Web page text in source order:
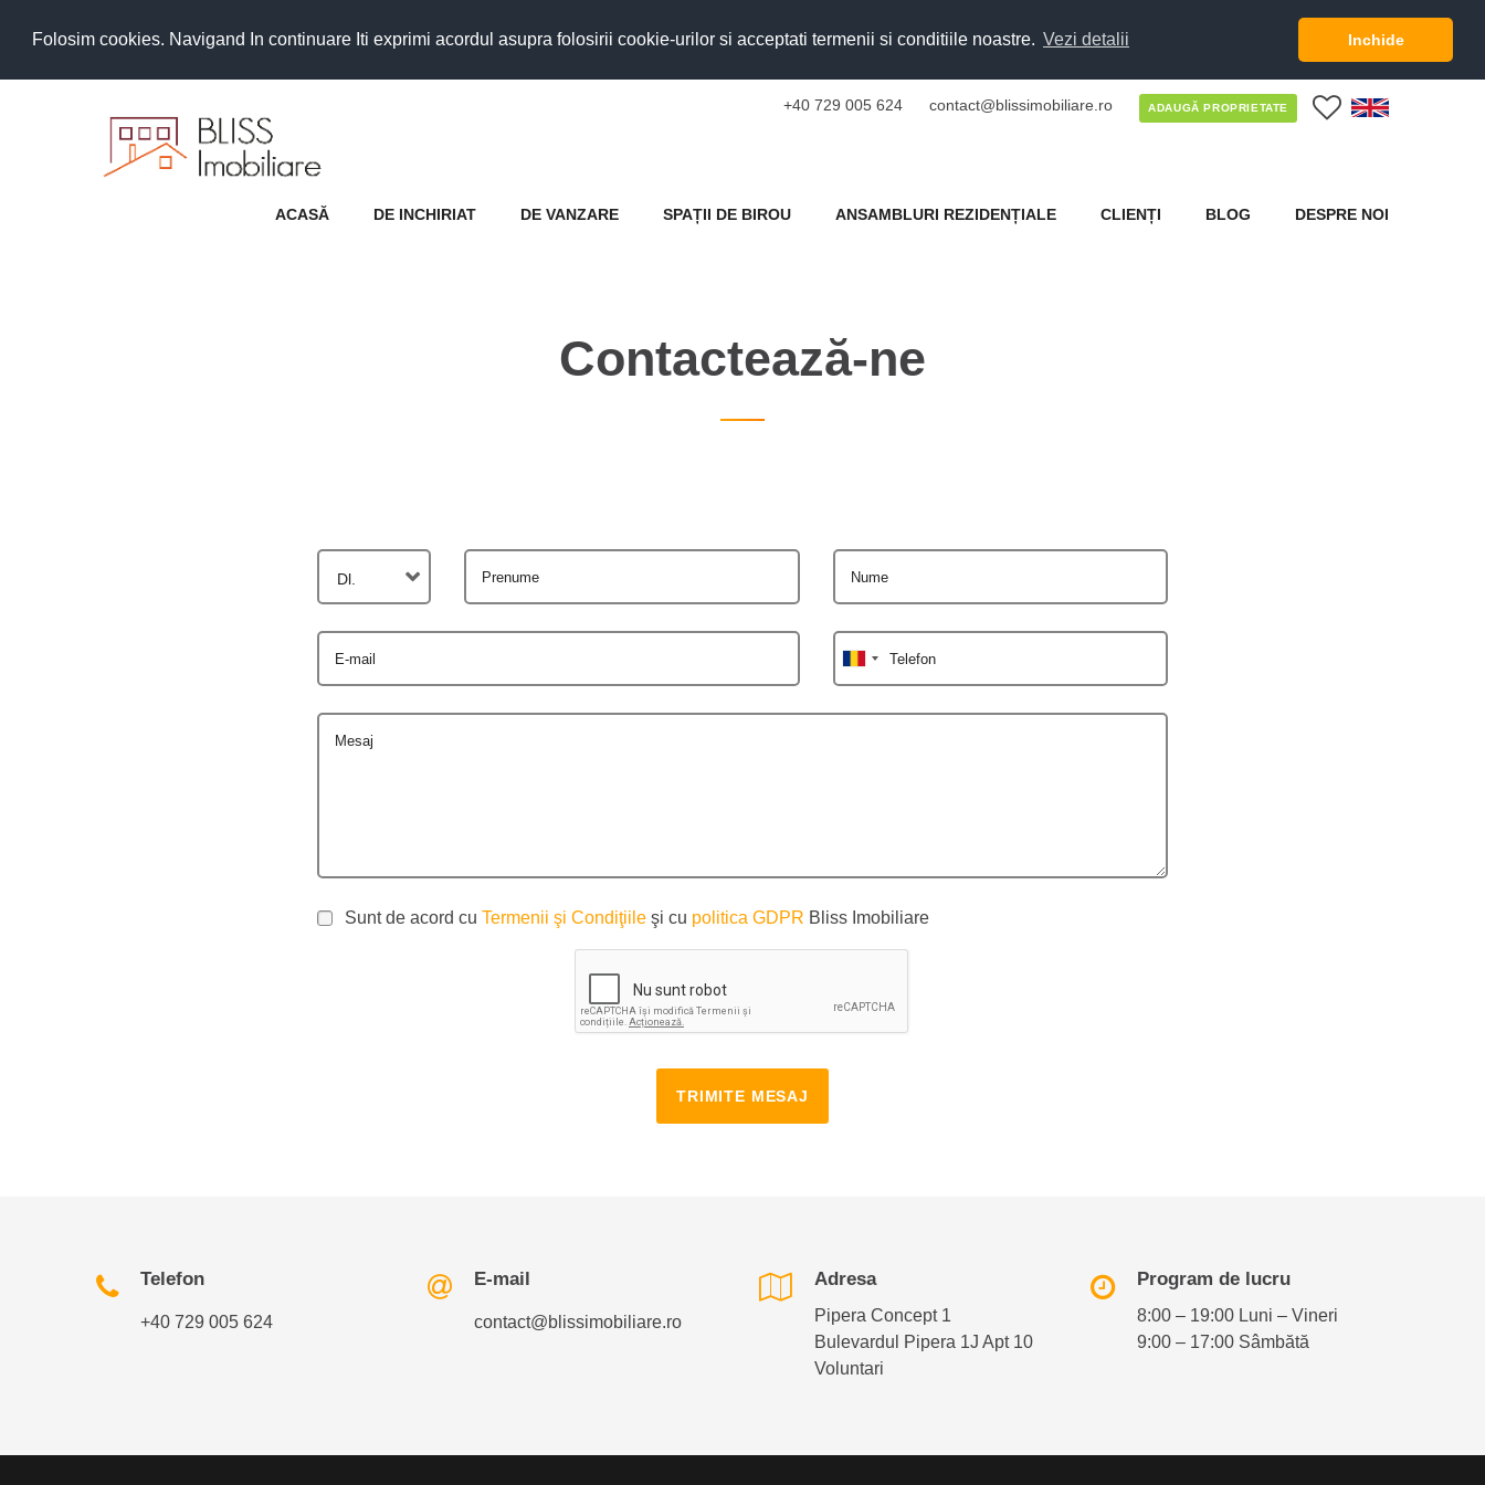
Folosim cookies. Navigand In continuare Iti exprimi acordul asupra folosirii cookie-urilor si acceptati termenii si conditiile noastre. Vezi detalii Inchide
+40 729 005 624 contact@blissimobiliare.ro ADAUGĂ PROPRIETATE
ACASĂ DE INCHIRIAT DE VANZARE SPAȚII DE BIROU ANSAMBLURI REZIDENȚIALE CLIENȚI BLOG DESPRE NOI
Contactează-ne
Dl. Prenume Nume
E-mail Telefon
Mesaj
Sunt de acord cu Termenii şi Condiţiile şi cu politica GDPR Bliss Imobiliare
TRIMITE MESAJ
Telefon
+40 729 005 624
E-mail
contact@blissimobiliare.ro
Adresa
Pipera Concept 1
Bulevardul Pipera 1J Apt 10
Voluntari
Program de lucru
8:00 – 19:00 Luni – Vineri
9:00 – 17:00 Sâmbătă